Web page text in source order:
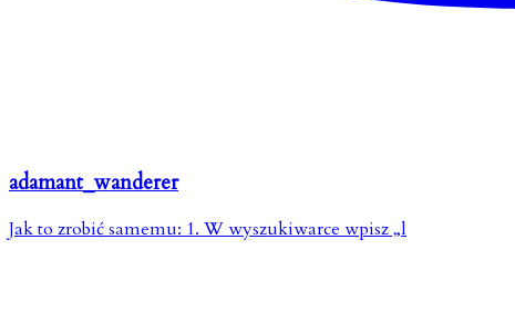
adamant_wanderer
Jak to zrobić samemu: 1. W wyszukiwarce wpisz „l